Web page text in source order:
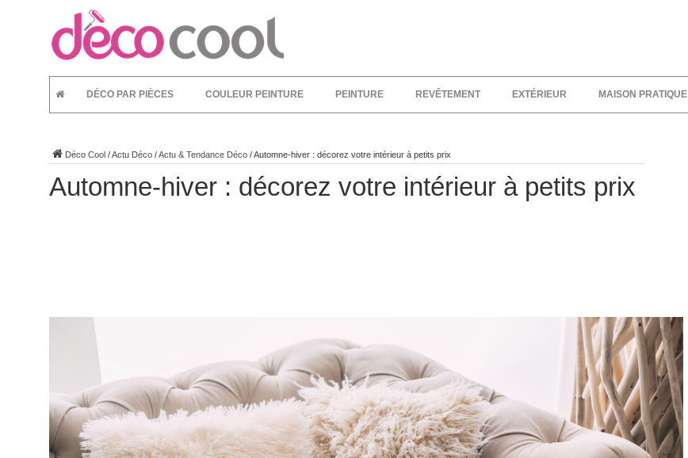
DÉCO PAR PIÈCES COULEUR PEINTURE PEINTURE REVÊTEMENT EXTÉRIEUR MAISON PRATIQUE
Déco Cool /Actu Déco /Actu & Tendance Déco /Automne-hiver : décorez votre intérieur à petits prix
Automne-hiver : décorez votre intérieur à petits prix